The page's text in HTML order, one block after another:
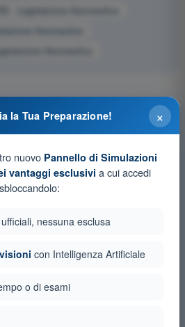
- Legislazione Aeronautica
Aeronautica
Aeronautica
×
la Tua Preparazione!
nuovo Pannello di Simulazioni
vantaggi esclusivi a cui accedi
sbloccandolo:
ufficiali, nessuna esclusa
con Intelligenza Artificiale
o di esami